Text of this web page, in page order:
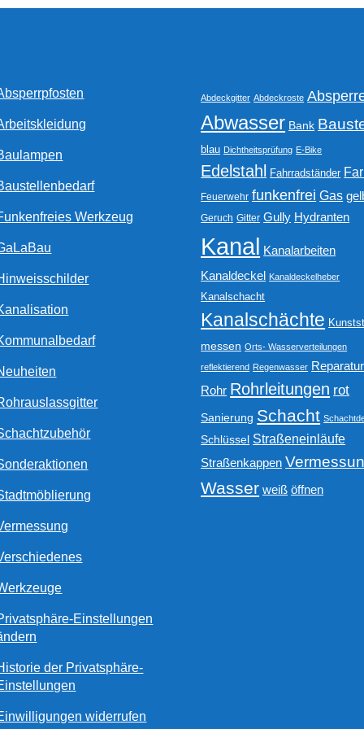
können
Werkzeug
Einstellungen
der Privatsphäre-
widerrufen
Abdeckgitter Abdeckroste
Abwasser Bank
blau Dichtheitsprüfung E-Bike
Edelstahl Fahrradständer
Feuerwehr funkenfrei Gas
Geruch Gitter Gully Hydranten
Kanal Kanalarbeiten
Kanaldeckel Kanaldeckelheber
Kanalschacht
Kanalschächte
messen Orts- Wasserverteilungen
reflektierend Regenwasser Reparatur
Rohr Rohrleitungen rot
Sanierung Schacht
Schlüssel Straßeneinläufe
Straßenkappen
Wasser weiß öffnen